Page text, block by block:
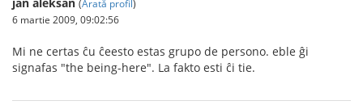
(Arată profil)
6 martie 2009, 09:02:56
Mi ne certas ĉu ĉeesto estas grupo de persono. eble ĝi
signafas "the being-here". La fakto esti ĉi tie.